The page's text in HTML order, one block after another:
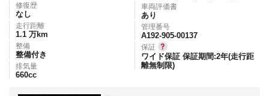
修復歴
なし
走行距離
1.1 万km
整備
整備付き
排気量
660cc
車両評価書
あり
管理番号
A192-905-00137
保証
ワイド保証 保証期間:2年(走行距
離無制限)